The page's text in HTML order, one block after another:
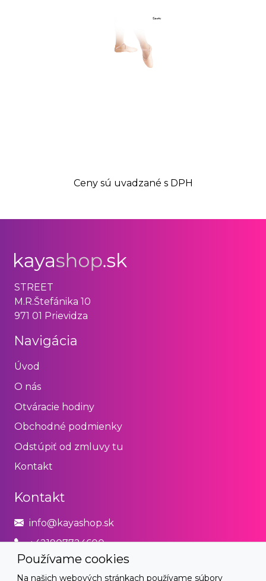
Ceny sú uvadzané s DPH
Používame cookies
Na našich webových stránkach používame súbory
STREET
M.R.Štefánika 10
971 01 Prievidza
Navigácia
Úvod
O nás
Otváracie hodiny
Obchodné podmienky
Odstúpiť od zmluvy tu
Kontakt
Kontakt
info@kayashop.sk
+421907724600
Právne